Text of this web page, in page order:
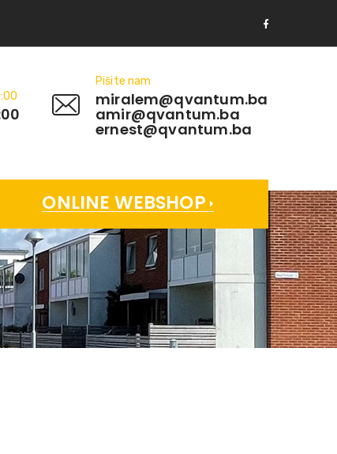
Pišite nam
miralem@qvantum.ba
amir@qvantum.ba
ernest@qvantum.ba
ONLINE WEBSHOP